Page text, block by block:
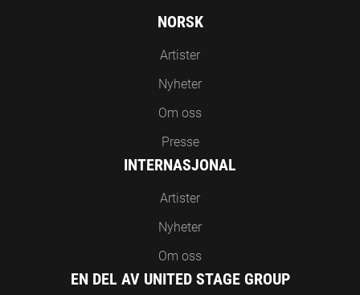
NORSK
Artister
Nyheter
Om oss
Presse
INTERNASJONAL
Artister
Nyheter
Om oss
EN DEL AV UNITED STAGE GROUP